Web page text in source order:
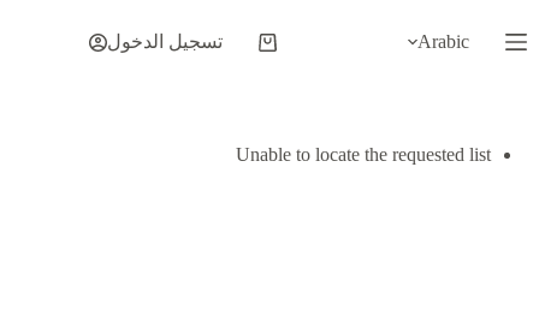
إلى
المحتوى
Arabic
عربة
تسجيل الدخول
Unable to locate the requested list